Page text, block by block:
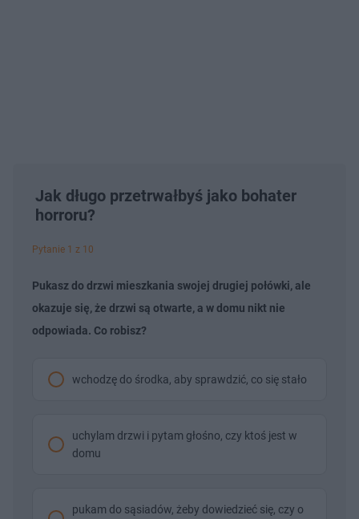
Jak długo przetrwałbyś jako bohater
horroru?
Pytanie 1 z 10
Pukasz do drzwi mieszkania swojej drugiej połówki, ale
okazuje się, że drzwi są otwarte, a w domu nikt nie
odpowiada. Co robisz?
wchodzę do środka, aby sprawdzić, co się stało
uchylam drzwi i pytam głośno, czy ktoś jest w
domu
pukam do sąsiadów, żeby dowiedzieć się, czy o